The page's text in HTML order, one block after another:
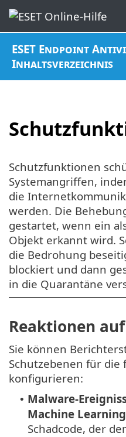
ESET Endpoint
Inhaltsverzeichnis
Schutzfunktionen
Systemangriffen,
die
werden. Die
gestartet, wenn ein
Objekt erkannt wird.
die Bedrohung
blockiert und dann
in die Quarantäne
Reaktionen
Sie können
Schutzebenen für die
konfigurieren:
• Malware-
Machine
Schadcode, der